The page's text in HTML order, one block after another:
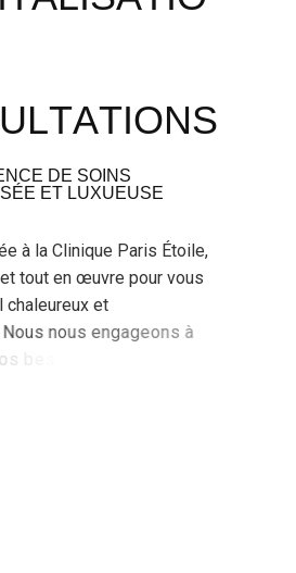
ULTATIONS
DE SOINS
ET LUXUEUSE
e à a C inique Paris Étoi e,
et tout en œuvre pour vous
cha eureux et
Nous nous engageons à
be